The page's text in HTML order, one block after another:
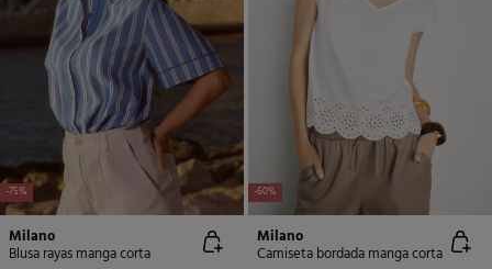
-75%
Milano
Blusa rayas manga corta
-60%
Milano
Camiseta bordada manga corta